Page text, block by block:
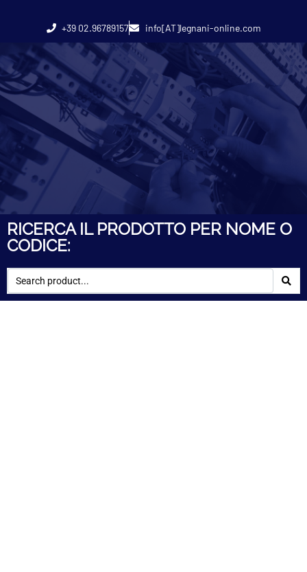
+39 02.96789157 info[AT]legnani-online.com
RICERCA IL PRODOTTO PER NOME O
CODICE: